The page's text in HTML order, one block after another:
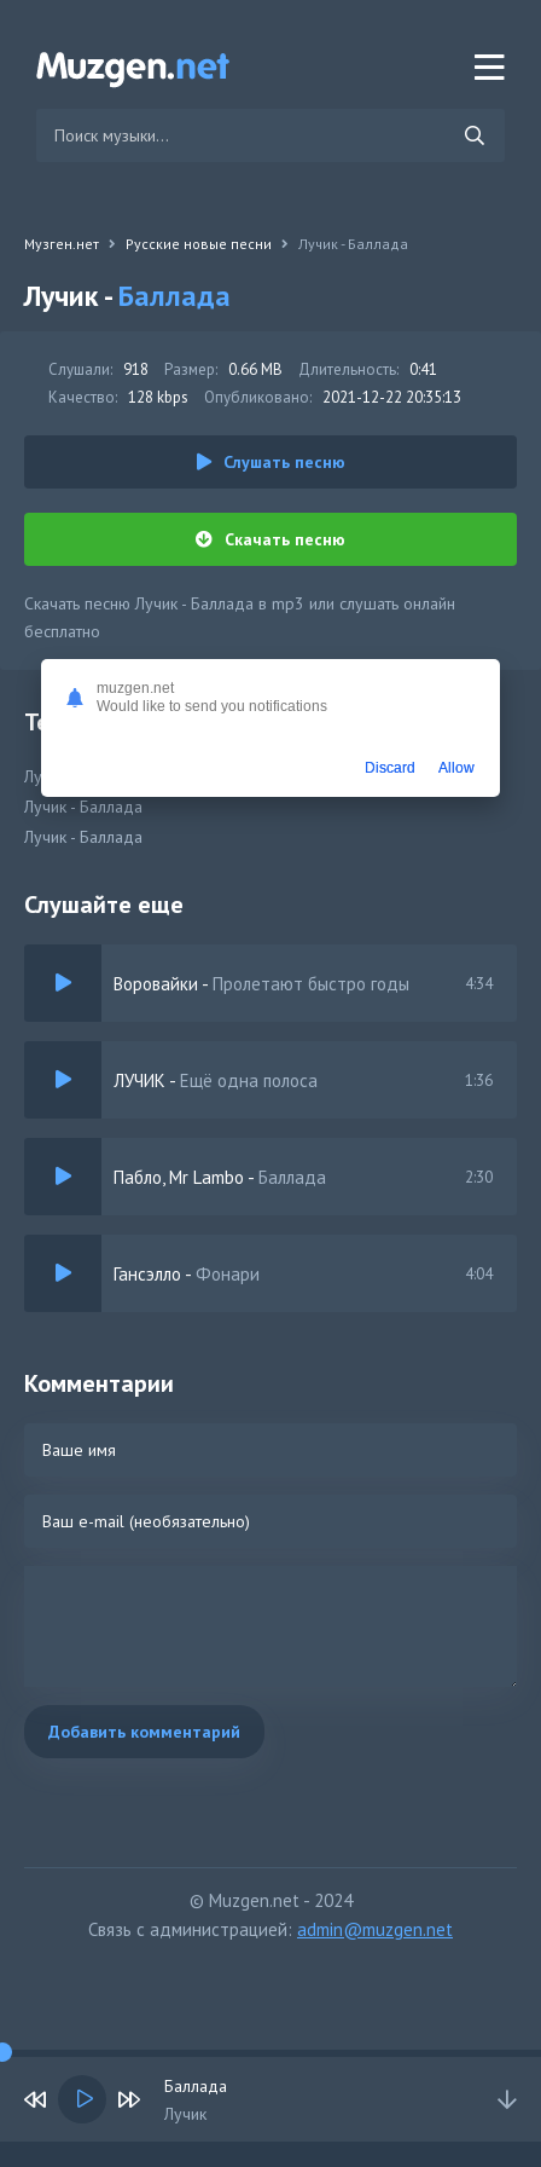
Музген.нет Русские новые песни Лучик - Баллада
Лучик -Баллада
Слушали: 918 Размер: 0.66 MB Длительность: 0:41
Качество: 128 kbps Опубликовано: 2021-12-22 20:35:13
Слушать песню
Скачать песню
Скачать песню Лучик - Баллада в mp3 или слушать онлайн
бесплатно
Текст песни
Лучик - Баллада,Лучик - Баллада
Лучик - Баллада
Лучик - Баллада
Слушайте еще
Воровайки - Пролетают быстро годы 4:34
ЛУЧИК - Ещё одна полоса 1:36
Пабло, Mr Lambo - Баллада 2:30
Гансэлло - Фонари 4:04
Комментарии
Добавить комментарий
© Muzgen.net - 2024
Связь с администрацией: admin@muzgen.net
muzgen.net
Would like to send you notifications
Discard Allow
Баллада
Лучик